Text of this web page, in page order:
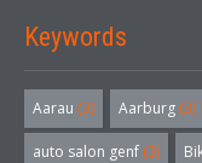
Keywords
Aarau (3) Aarburg (3)
auto salon genf (3)